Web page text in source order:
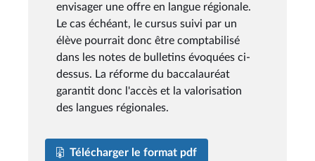
envisager une offre en langue régionale.
Le cas échéant, le cursus suivi par un
élève pourrait donc être comptabilisé
dans les notes de bulletins évoquées ci-
dessus. La réforme du baccalauréat
garantit donc l'accès et la valorisation
des langues régionales.
Télécharger le format pdf